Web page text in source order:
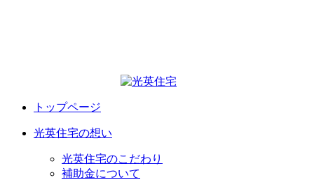
トップページ
光英住宅の想い
光英住宅のこだわり
補助金について